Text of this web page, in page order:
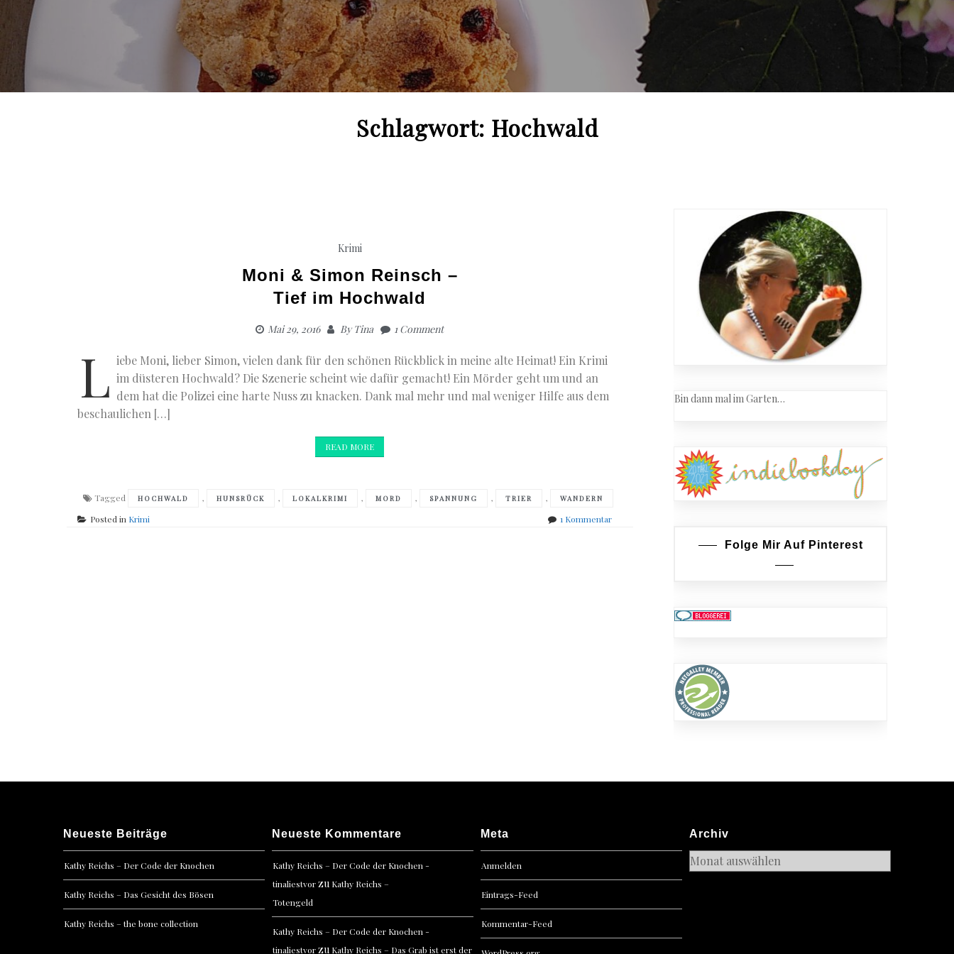
Schlagwort: Hochwald
Krimi
Moni & Simon Reinsch –
Tief im Hochwald
Mai 29, 2016 ByTina 1 Comment
L iebe Moni, lieber Simon, vielen dank für den schönen Rückblick in meine alte Heimat! Ein Krimi
im düsteren Hochwald? Die Szenerie scheint wie dafür gemacht! Ein Mörder geht um und an
dem hat die Polizei eine harte Nuss zu knacken. Dank mal mehr und mal weniger Hilfe aus dem
beschaulichen […]
READ MORE
Tagged HOCHWALD , HUNSRÜCK , LOKALKRIMI , MORD , SPANNUNG , TRIER , WANDERN
Posted in Krimi 1 Kommentarzu
Bin dann mal im Garten…
Folge Mir Auf Pinterest
Neueste Beiträge
Kathy Reichs – Der Code der Knochen
Kathy Reichs – Das Gesicht des Bösen
Kathy Reichs – the bone collection
Neueste Kommentare
Kathy Reichs – Der Code der Knochen -
tinaliestvorzu Kathy Reichs –
Totengeld
Kathy Reichs – Der Code der Knochen -
tinaliestvorzu Kathy Reichs – Das Grab ist erst der
Meta
Anmelden
Eintrags-Feed
Kommentar-Feed
Archiv
Archiv